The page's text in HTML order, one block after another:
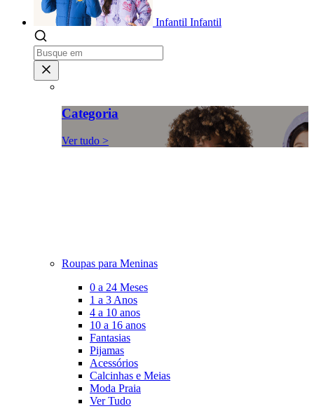
Infantil Infantil
Categoria
Ver tudo >
Roupas para Meninas
0 a 24 Meses
1 a 3 Anos
4 a 10 anos
10 a 16 anos
Fantasias
Pijamas
Acessórios
Calcinhas e Meias
Moda Praia
Ver Tudo